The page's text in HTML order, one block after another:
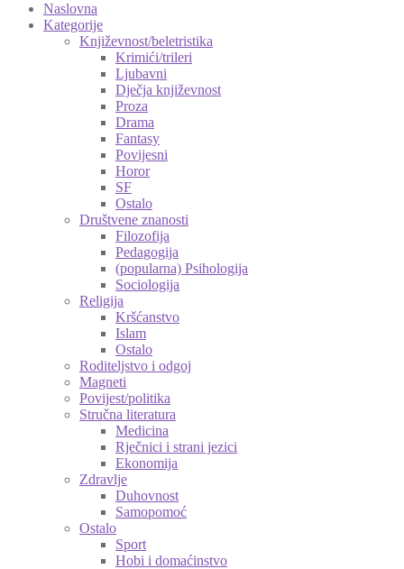
Naslovna
Kategorije
Književnost/beletristika
Krimići/trileri
Ljubavni
Dječja književnost
Proza
Drama
Fantasy
Povijesni
Horor
SF
Ostalo
Društvene znanosti
Filozofija
Pedagogija
(popularna) Psihologija
Sociologija
Religija
Kršćanstvo
Islam
Ostalo
Roditeljstvo i odgoj
Magneti
Povijest/politika
Stručna literatura
Medicina
Rječnici i strani jezici
Ekonomija
Zdravlje
Duhovnost
Samopomoć
Ostalo
Sport
Hobi i domaćinstvo